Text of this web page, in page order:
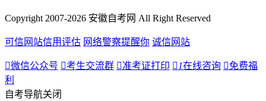
Copyright 2007-2026 安徽自考网 All Right Reserved
可信网站信用评估 网络警察提醒你 诚信网站
微信公众号 考生交流群 准考证打印  1在线咨询 免费福
利
自考导航关闭